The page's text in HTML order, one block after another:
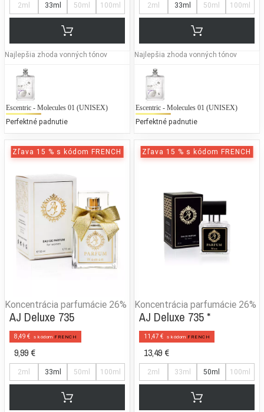
2ml 33ml 50ml 100ml
Najlepšia zhoda vonných tónov
Escentric - Molecules 01 (UNISEX)
Perfektné padnutie
2ml 33ml 50ml 100ml
Najlepšia zhoda vonných tónov
Escentric - Molecules 01 (UNISEX)
Perfektné padnutie
Zľava 15 % s kódom FRENCH
Koncentrácia parfumácie 26%
AJ Deluxe 735
8,49 € s kódom FRENCH
9,99 €
2ml 33ml 50ml 100ml
Zľava 15 % s kódom FRENCH
Koncentrácia parfumácie 26%
AJ Deluxe 735 *
11,47 € s kódom FRENCH
13,49 €
2ml 33ml 50ml 100ml